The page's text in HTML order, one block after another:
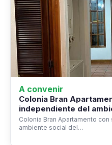
A convenir
Colonia Bran
independiente del
Colonia Bran Apartamento
ambiente social del…